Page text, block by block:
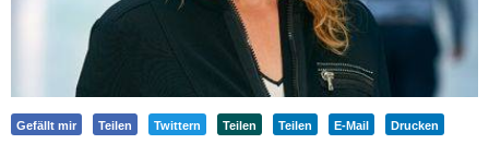
Gefällt mir Teilen Twittern Teilen Teilen E-Mail Drucken